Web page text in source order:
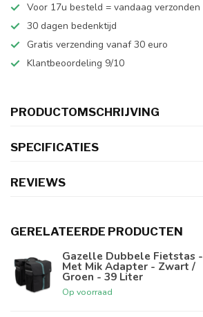
Voor 17u besteld = vandaag verzonden
30 dagen bedenktijd
Gratis verzending vanaf 30 euro
Klantbeoordeling 9/10
PRODUCTOMSCHRIJVING
SPECIFICATIES
REVIEWS
GERELATEERDE PRODUCTEN
Gazelle Dubbele Fietstas -
Met Mik Adapter - Zwart /
Groen - 39 Liter
Op voorraad